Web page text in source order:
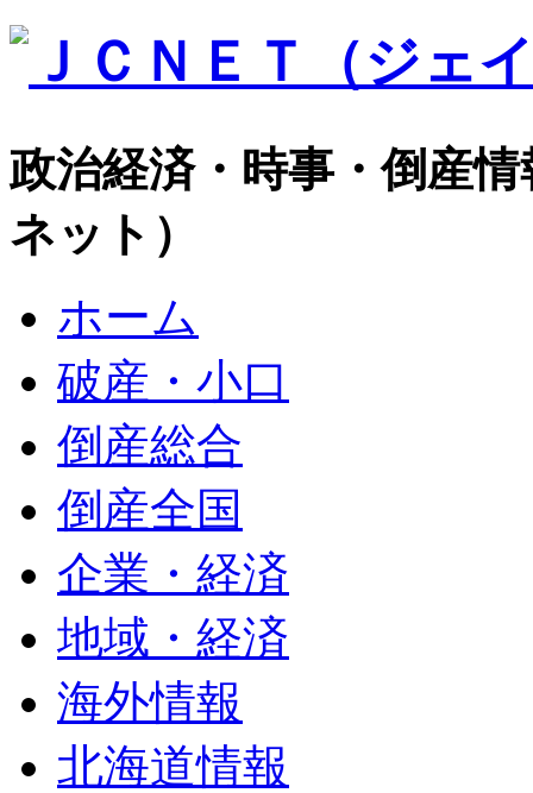
政治経済・時事・倒産
ネット）
ホーム
破産・小口
倒産総合
倒産全国
企業・経済
地域・経済
海外情報
北海道情報